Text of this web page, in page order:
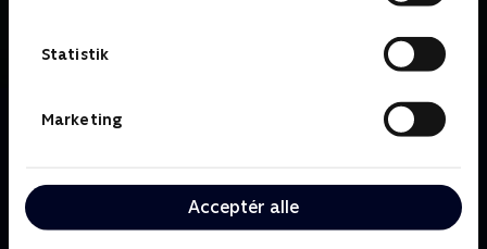
Statistik
Marketing
Acceptér alle
Om The Endgame
Turner er den principfaste, ubarmhjertige og socialt
udstødte FBI-agent, som ikke vil stoppe for noget